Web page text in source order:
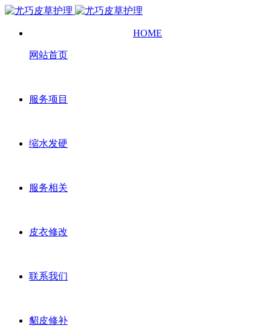
HOME
网站首页
服务项目
缩水发硬
服务相关
皮衣修改
联系我们
貂皮修补